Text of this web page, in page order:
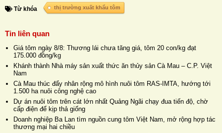
Từ khóa thị trường xuất khẩu tôm
Tin liên quan
Giá tôm ngày 8/8: Thương lái chưa tăng giá, tôm 20 con/kg đạt
175.000 đồng/kg
Khánh thành Nhà máy sản xuất thức ăn thủy sản Cà Mau – C.P. Việt
Nam
Cà Mau thúc đẩy nhân rộng mô hình nuôi tôm RAS-IMTA, hướng tới
1.500 ha nuôi công nghệ cao
Dự án nuôi tôm trên cát lớn nhất Quảng Ngãi chạy đua tiến độ, chờ
cấp điện để kịp thả giống
Doanh nghiệp Ba Lan tìm nguồn cung tôm Việt Nam, mở rộng hợp tác
thương mại hai chiều